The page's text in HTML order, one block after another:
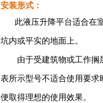
安装形式：
此液压升降平台适合在室
坑内或平实的地面上。
由于受建筑物或工作搁层
表所示型号不适合使用要
便取得理想的使用效果。